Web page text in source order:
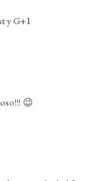
y G+1
😉